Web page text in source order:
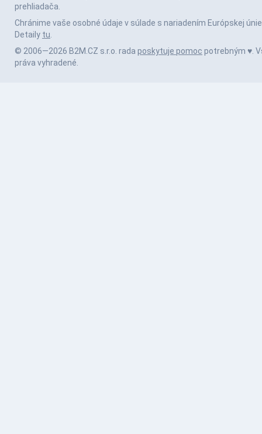
prehliadača.
Chránime vaše osobné údaje v súlade s nariadením Európskej únie
Detaily tu.
© 2006—2026 B2M.CZ s.r.o. rada poskytuje pomoc potrebným ♥️.
práva vyhradené.